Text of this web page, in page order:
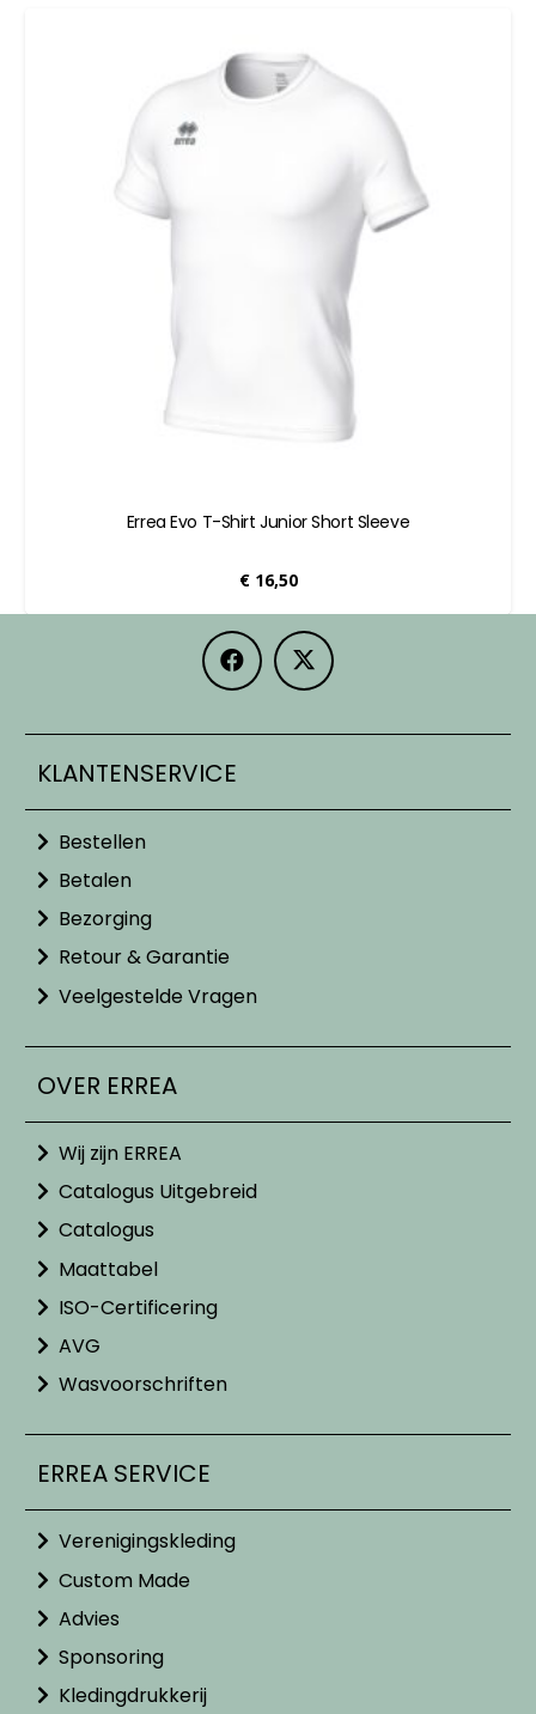
Errea Evo T-Shirt Junior Short Sleeve
€16,50
KLANTENSERVICE
Bestellen
Betalen
Bezorging
Retour & Garantie
Veelgestelde Vragen
OVER ERREA
Wij zijn ERREA
Catalogus Uitgebreid
Catalogus
Maattabel
ISO-Certificering
AVG
Wasvoorschriften
ERREA SERVICE
Verenigingskleding
Custom Made
Advies
Sponsoring
Kledingdrukkerij